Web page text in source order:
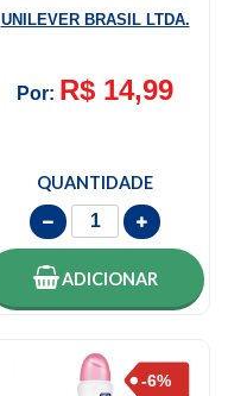
Active...
UNILEVER BRASIL LTDA.
Por: R$ 14,99
QUANTIDADE
ADICIONAR